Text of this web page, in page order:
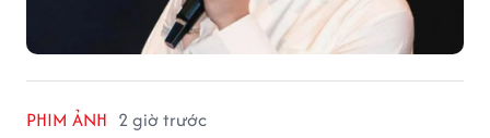
PHIM ẢNH 2 giờ trước